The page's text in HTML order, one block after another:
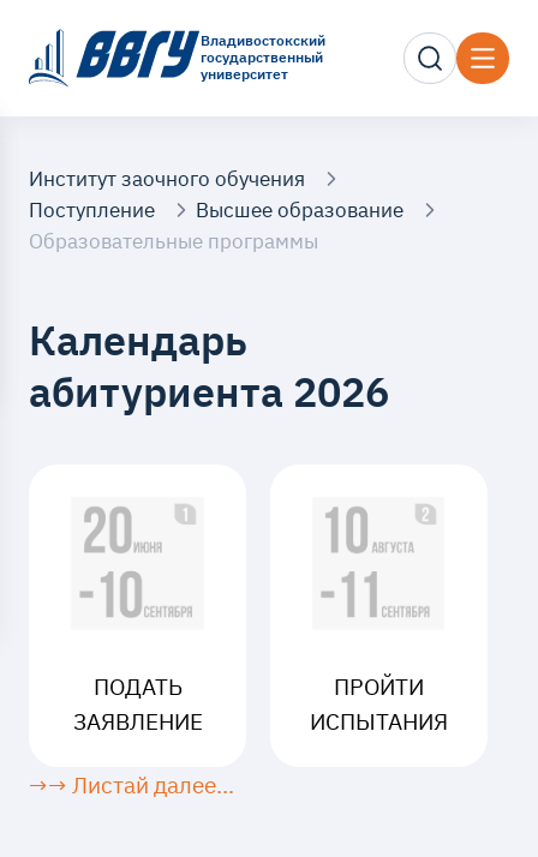
Владивостокский
государственный
университет
Институт заочного обучения
Поступление
Высшее образование
Образовательные программы
Календарь
абитуриента 2026
ПОДАТЬ
ЗАЯВЛЕНИЕ
ПРОЙТИ
ИСПЫТАНИЯ
→→ Листай далее...